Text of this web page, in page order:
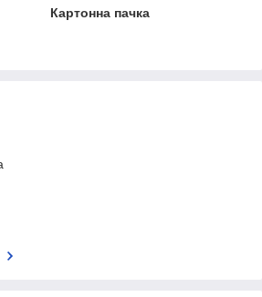
Картонна пачка